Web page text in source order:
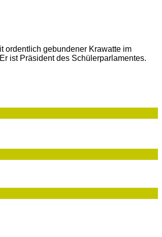
ordentlich gebundener Krawatte im
ist Präsident des Schülerparlamentes.